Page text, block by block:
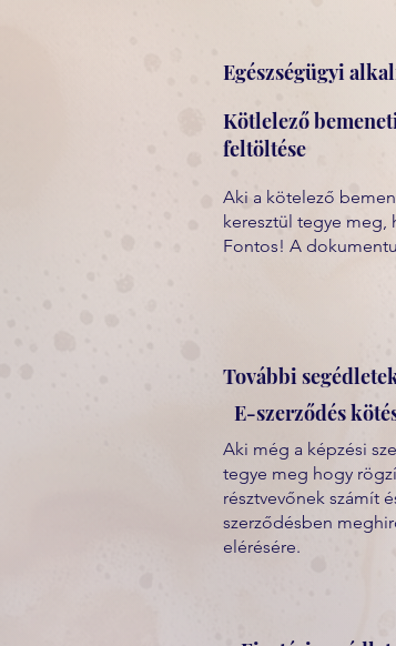
Egészségügyi
Kötlelező
feltöltése
Aki a kötelező
keresztül tegye meg,
Fontos! A
További
E-szerződés
Aki még a képzési
tegye meg hogy
résztvevőnek számít
szerződésben
elérésére.